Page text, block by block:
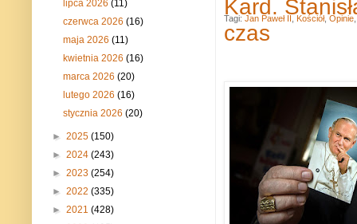
Kard.
czas
Tagi: Jan Paweł II Kościół, Opinie
lipca 2026(11)
czerwca 2026(16)
maja 2026(11)
kwietnia 2026(16)
marca 2026(20)
lutego 2026(16)
stycznia 2026(20)
► 2025 (150)
► 2024 (243)
► 2023 (254)
► 2022 (335)
► 2021 (428)